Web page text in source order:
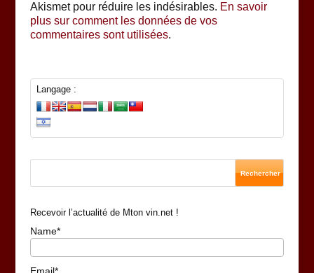
Akismet pour réduire les indésirables. En savoir
plus sur comment les données de vos
commentaires sont utilisées.
Langage :
Recevoir l’actualité de Mton vin.net !
Name*
Email*